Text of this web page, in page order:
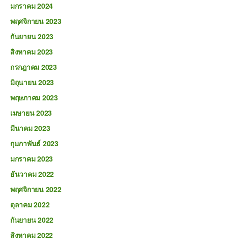
มกราคม 2024
พฤศจิกายน 2023
กันยายน 2023
สิงหาคม 2023
กรกฎาคม 2023
มิถุนายน 2023
พฤษภาคม 2023
เมษายน 2023
มีนาคม 2023
กุมภาพันธ์ 2023
มกราคม 2023
ธันวาคม 2022
พฤศจิกายน 2022
ตุลาคม 2022
กันยายน 2022
สิงหาคม 2022